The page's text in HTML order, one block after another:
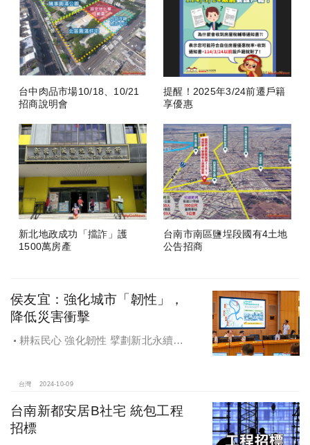
台中肉品市場10/18、10/21
招商說明會
提醒！2025年3/24前遷戶籍
享優惠
新北地政成功「擋詐」護
1500萬房產
台南市南區鹽埕段國有4土地
公告招商
侯友宜：強化城市「韌性」，
降低災害衝擊
耕耘民心 強化韌性 擘劃新北永續宜
台灣 2024-10-09
台南新都安居B社宅 統包工程
招標